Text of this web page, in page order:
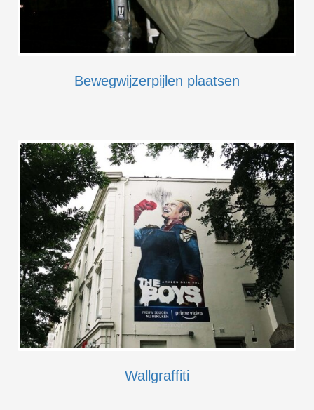
Bewegwijzerpijlen plaatsen
Wallgraffiti